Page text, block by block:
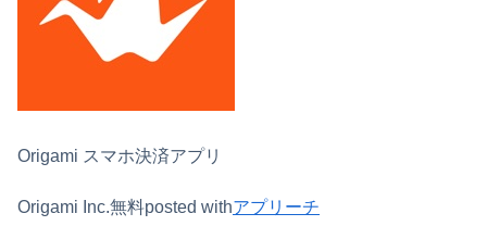
Origami スマホ決済アプリ
Origami Inc.無料posted withアプリーチ